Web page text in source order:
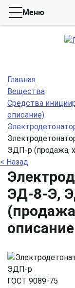
Меню
Главная
Вещества
Средства
описание)
ЭДП-р (продажа,
< Назад
ЭД-8-Э,
ГОСТ 9089-75